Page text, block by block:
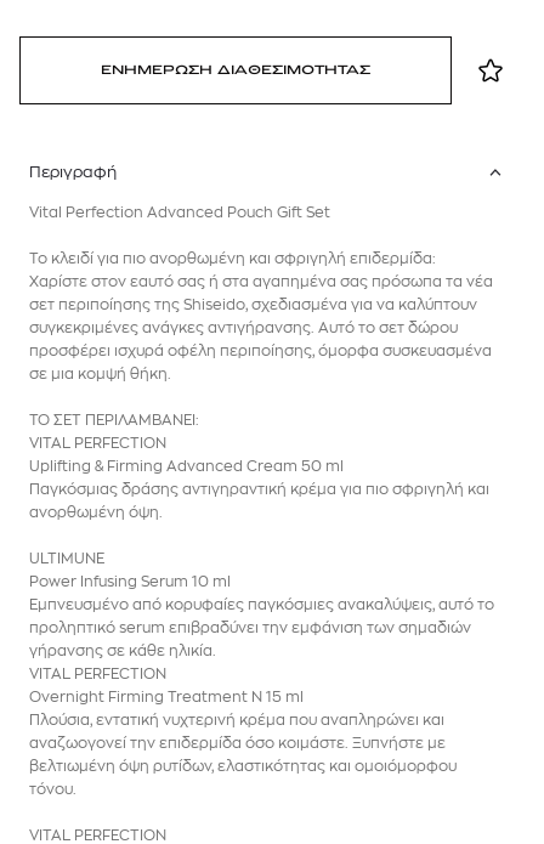
ΕΝΗΜΕΡΩΣΗ ΔΙΑΘΕΣΙΜΟΤΗΤΑΣ
Περιγραφή
Vital Perfection Advanced Pouch Gift Set
Το κλειδί για πιο ανορθωμένη και σφριγηλή επιδερμίδα:
Χαρίστε στον εαυτό σας ή στα αγαπημένα σας πρόσωπα τα νέα
σετ περιποίησης της Shiseido, σχεδιασμένα για να καλύπτουν
συγκεκριμένες ανάγκες αντιγήρανσης. Αυτό το σετ δώρου
προσφέρει ισχυρά οφέλη περιποίησης, όμορφα συσκευασμένα
σε μια κομψή θήκη.
ΤΟ ΣΕΤ ΠΕΡΙΛΑΜΒΑΝΕΙ:
VITAL PERFECTION
Uplifting & Firming Advanced Cream 50 ml
Παγκόσμιας δράσης αντιγηραντική κρέμα για πιο σφριγηλή και
ανορθωμένη όψη.
ULTIMUNE
Power Infusing Serum 10 ml
Εμπνευσμένο από κορυφαίες παγκόσμιες ανακαλύψεις, αυτό το
προληπτικό serum επιβραδύνει την εμφάνιση των σημαδιών
γήρανσης σε κάθε ηλικία.
VITAL PERFECTION
Overnight Firming Treatment N 15 ml
Πλούσια, εντατική νυχτερινή κρέμα που αναπληρώνει και
αναζωογονεί την επιδερμίδα όσο κοιμάστε. Ξυπνήστε με
βελτιωμένη όψη ρυτίδων, ελαστικότητας και ομοιόμορφου
τόνου.
VITAL PERFECTION